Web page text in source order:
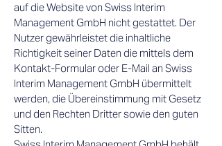
auf die Website von Swiss Interim
Management GmbH nicht gestattet. Der
Nutzer gewährleistet die inhaltliche
Richtigkeit seiner Daten die mittels dem
Kontakt-Formular oder E-Mail an Swiss
Interim Management GmbH übermittelt
werden, die Übereinstimmung mit Gesetz
und den Rechten Dritter sowie den guten
Sitten.